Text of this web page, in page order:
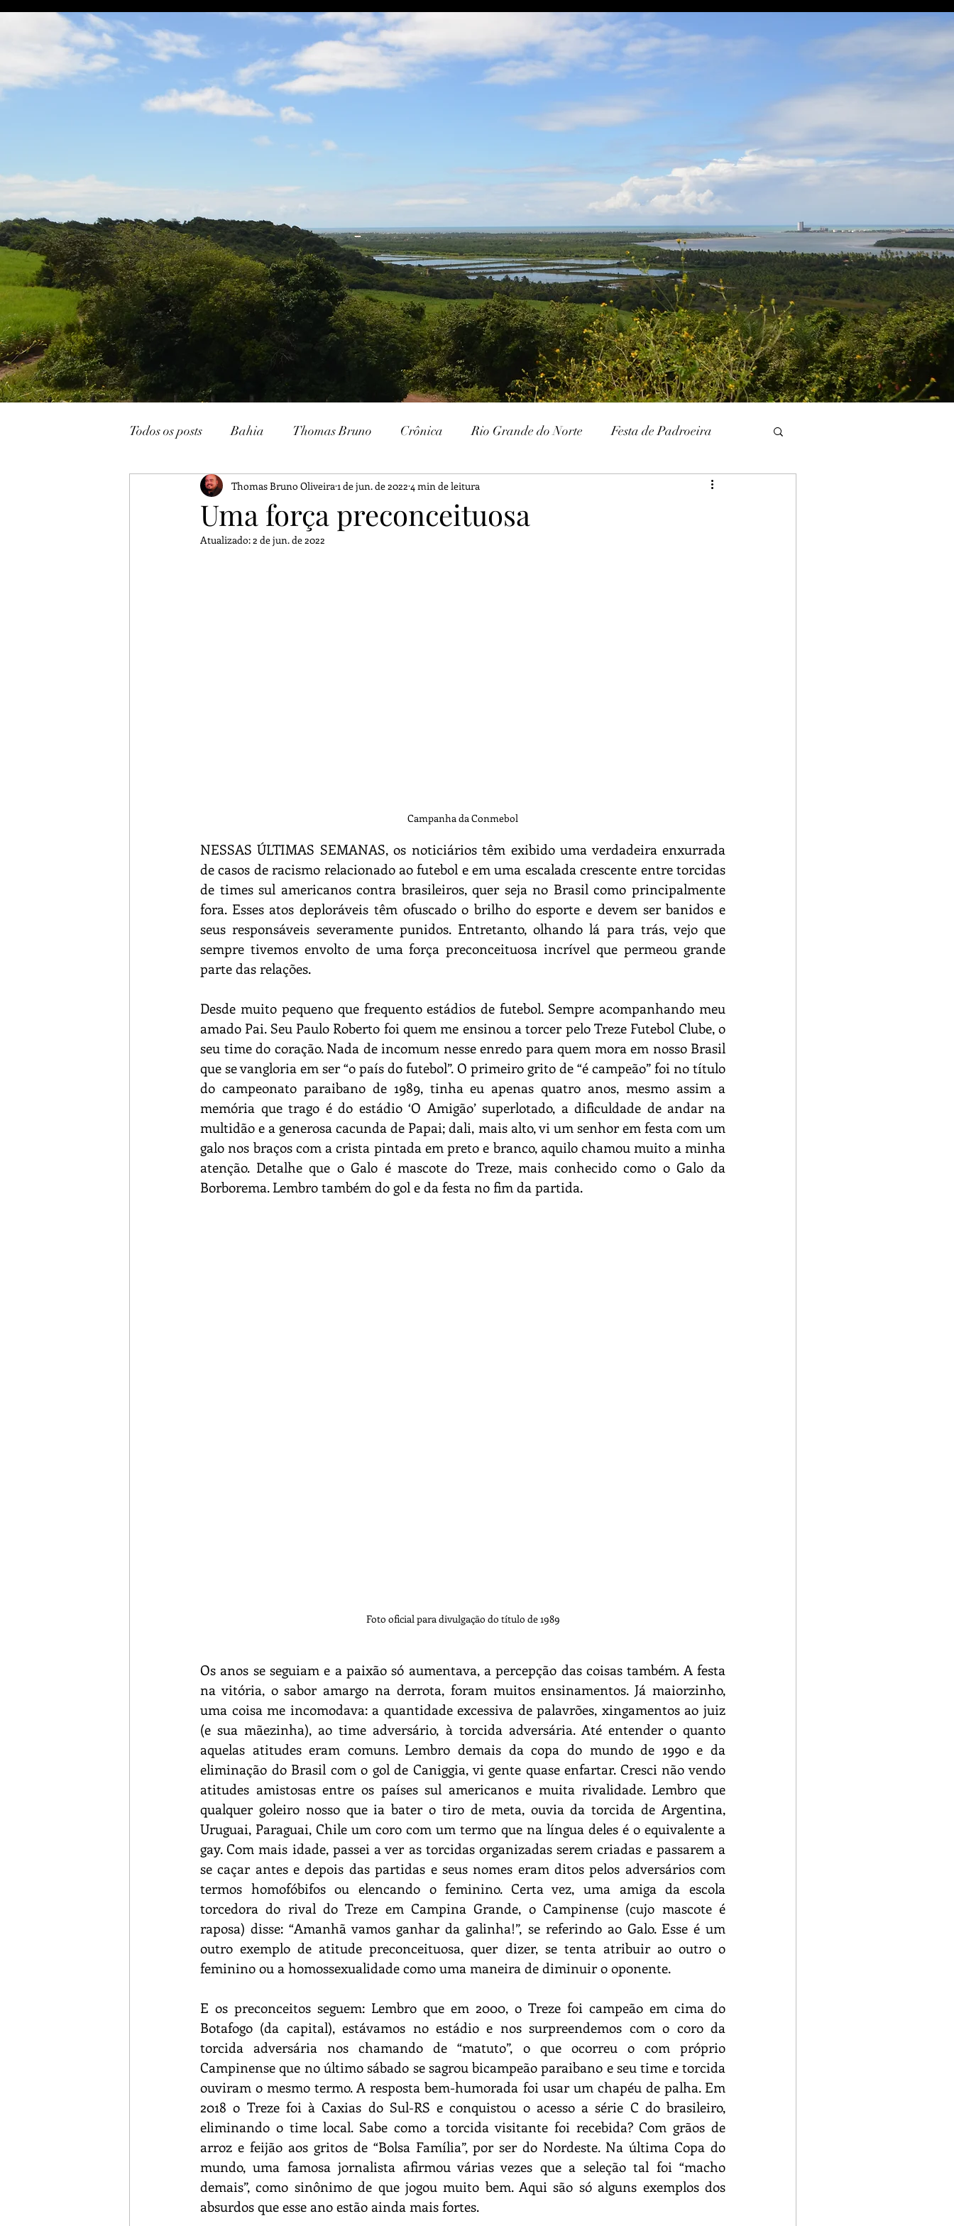
Todos os posts Bahia Thomas Bruno Crônica Rio Grande do Norte Festa de Padroeira
João Pessoa Livraria Paraíba Patrimônio Histórico Literatura
Caturité Conto Memória
Uma força preconceituosa
Thomas Bruno Oliveira 1 de jun. de 2022 4 min de leitura
Atualizado:2 de jun. de 2022
Campanha da Conmebol
NESSAS ÚLTIMAS SEMANAS, os noticiários têm exibido uma verdadeira enxurrada
de casos de racismo relacionado ao futebol e em uma escalada crescente entre torcidas
de times sul americanos contra brasileiros, quer seja no Brasil como principalmente
fora. Esses atos deploráveis têm ofuscado o brilho do esporte e devem ser banidos e
seus responsáveis severamente punidos. Entretanto, olhando lá para trás, vejo que
sempre tivemos envolto de uma força preconceituosa incrível que permeou grande
parte das relações.
Desde muito pequeno que frequento estádios de futebol. Sempre acompanhando meu
amado Pai. Seu Paulo Roberto foi quem me ensinou a torcer pelo Treze Futebol Clube, o
seu time do coração. Nada de incomum nesse enredo para quem mora em nosso Brasil
que se vangloria em ser “o país do futebol”. O primeiro grito de “é campeão” foi no título
do campeonato paraibano de 1989, tinha eu apenas quatro anos, mesmo assim a
memória que trago é do estádio ‘O Amigão’ superlotado, a dificuldade de andar na
multidão e a generosa cacunda de Papai; dali, mais alto, vi um senhor em festa com um
galo nos braços com a crista pintada em preto e branco, aquilo chamou muito a minha
atenção. Detalhe que o Galo é mascote do Treze, mais conhecido como o Galo da
Borborema. Lembro também do gol e da festa no fim da partida.
Foto oficial para divulgação do título de 1989
Os anos se seguiam e a paixão só aumentava, a percepção das coisas também. A festa
na vitória, o sabor amargo na derrota, foram muitos ensinamentos. Já maiorzinho,
uma coisa me incomodava: a quantidade excessiva de palavrões, xingamentos ao juiz
(e sua mãezinha), ao time adversário, à torcida adversária. Até entender o quanto
aquelas atitudes eram comuns. Lembro demais da copa do mundo de 1990 e da
eliminação do Brasil com o gol de Caniggia, vi gente quase enfartar. Cresci não vendo
atitudes amistosas entre os países sul americanos e muita rivalidade. Lembro que
qualquer goleiro nosso que ia bater o tiro de meta, ouvia da torcida de Argentina,
Uruguai, Paraguai, Chile um coro com um termo que na língua deles é o equivalente a
gay. Com mais idade, passei a ver as torcidas organizadas serem criadas e passarem a
se caçar antes e depois das partidas e seus nomes eram ditos pelos adversários com
termos homofóbifos ou elencando o feminino. Certa vez, uma amiga da escola
torcedora do rival do Treze em Campina Grande, o Campinense (cujo mascote é
raposa) disse: “Amanhã vamos ganhar da galinha!”, se referindo ao Galo. Esse é um
outro exemplo de atitude preconceituosa, quer dizer, se tenta atribuir ao outro o
feminino ou a homossexualidade como uma maneira de diminuir o oponente.
E os preconceitos seguem: Lembro que em 2000, o Treze foi campeão em cima do
Botafogo (da capital), estávamos no estádio e nos surpreendemos com o coro da
torcida adversária nos chamando de “matuto”, o que ocorreu o com próprio
Campinense que no último sábado se sagrou bicampeão paraibano e seu time e torcida
ouviram o mesmo termo. A resposta bem-humorada foi usar um chapéu de palha. Em
2018 o Treze foi à Caxias do Sul-RS e conquistou o acesso a série C do brasileiro,
eliminando o time local. Sabe como a torcida visitante foi recebida? Com grãos de
arroz e feijão aos gritos de “Bolsa Família”, por ser do Nordeste. Na última Copa do
mundo, uma famosa jornalista afirmou várias vezes que a seleção tal foi “macho
demais”, como sinônimo de que jogou muito bem. Aqui são só alguns exemplos dos
absurdos que esse ano estão ainda mais fortes.